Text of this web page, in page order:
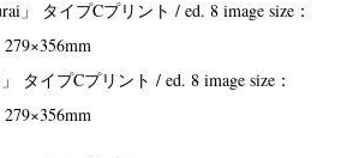
タイプCプリント / ed. 8 image size：
279×356mm